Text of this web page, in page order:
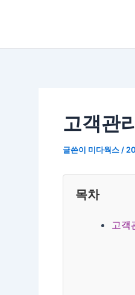
고객관
글쓴이 미다웍스 /
목차
고객